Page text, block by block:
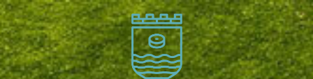
Saltar
al
contenido